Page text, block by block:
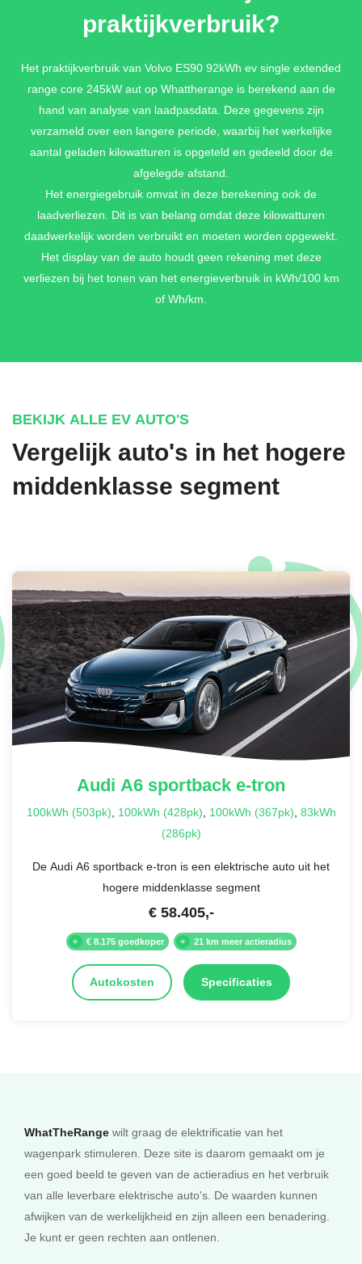
praktijkverbruik?
Het praktijkverbruik van Volvo ES90 92kWh ev single extended
range core 245kW aut op Whattherange is berekend aan de
hand van analyse van laadpasdata. Deze gegevens zijn
verzameld over een langere periode, waarbij het werkelijke
aantal geladen kilowatturen is opgeteld en gedeeld door de
afgelegde afstand.
Het energiegebruik omvat in deze berekening ook de
laadverliezen. Dit is van belang omdat deze kilowatturen
daadwerkelijk worden verbruikt en moeten worden opgewekt.
Het display van de auto houdt geen rekening met deze
verliezen bij het tonen van het energieverbruik in kWh/100 km
of Wh/km.
BEKIJK ALLE EV AUTO'S
Vergelijk auto's in het hogere
middenklasse segment
Audi A6 sportback e-tron
100kWh (503pk), 100kWh (428pk), 100kWh (367pk), 83kWh
(286pk)
De Audi A6 sportback e-tron is een elektrische auto uit het
hogere middenklasse segment
€ 58.405,-
€ 8.175 goedkoper 21 km meer actieradius
Autokosten Specificaties
WhatTheRange wilt graag de elektrificatie van het
wagenpark stimuleren. Deze site is daarom gemaakt om je
een goed beeld te geven van de actieradius en het verbruik
van alle leverbare elektrische auto's. De waarden kunnen
afwijken van de werkelijkheid en zijn alleen een benadering.
Je kunt er geen rechten aan ontlenen.